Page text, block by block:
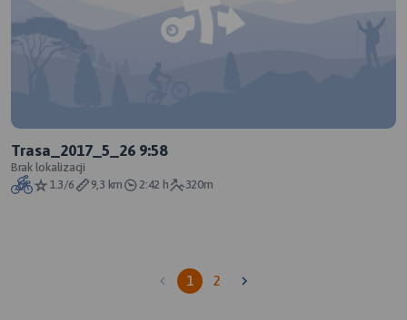
Trasa_2017_5_26 9:58
Brak lokalizacji
1.3/6
9,3 km 2:42 h 320m
1 2